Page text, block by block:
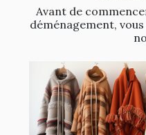
Avant de
déménagement,